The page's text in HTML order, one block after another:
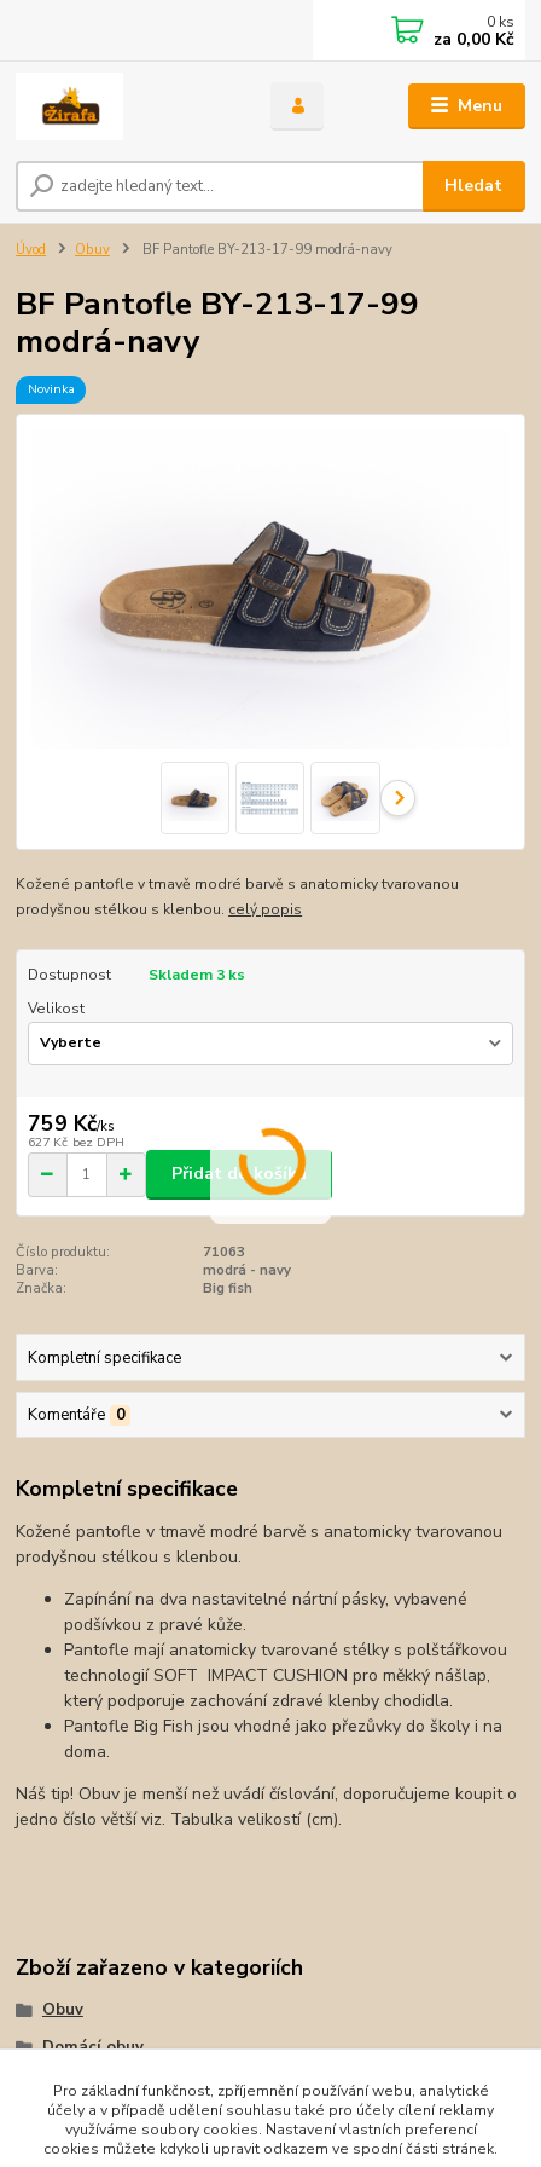
Menu
Hledat
0 ks
za 0,00 Kč
Úvod Obuv BF Pantofle BY-213-17-99 modrá-navy
BF Pantofle BY-213-17-99
modrá-navy
Novinka
Kožené pantofle v tmavě modré barvě s anatomicky tvarovanou
prodyšnou stélkou s klenbou. celý popis
Dostupnost
Skladem 3 ks
Velikost
759 Kč/ks
627 Kč bez DPH
Přidat do košíku
Číslo produktu:
71063
Barva:
modrá - navy
Značka:
Big fish
Kompletní specifikace
Komentáře 0
Kompletní specifikace
Kožené pantofle v tmavě modré barvě s anatomicky tvarovanou
prodyšnou stélkou s klenbou.
Zapínání na dva nastavitelné nártní pásky, vybavené
podšívkou z pravé kůže.
Pantofle mají anatomicky tvarované stélky s polštářkovou
technologií SOFT IMPACT CUSHION pro měkký nášlap,
který podporuje zachování zdravé klenby chodidla.
Pantofle Big Fish jsou vhodné jako přezůvky do školy i na
doma.
Náš tip! Obuv je menší než uvádí číslování, doporučujeme koupit o
jedno číslo větší viz. Tabulka velikostí (cm).
Zboží zařazeno v kategoriích
Obuv
Domácí obuv
Pantofle
Pro základní funkčnost, zpříjemnění používání webu, analytické
účely a v případě udělení souhlasu také pro účely cílení reklamy
využíváme soubory cookies. Nastavení vlastních preferencí
cookies můžete kdykoli upravit odkazem ve spodní části stránek.